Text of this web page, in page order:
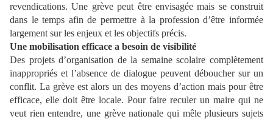
revendications. Une grève peut être envisagée mais se construit
dans le temps afin de permettre à la profession d’être informée
largement sur les enjeux et les objectifs précis.
Une mobilisation efficace a besoin de visibilité
Des projets d’organisation de la semaine scolaire complètement
inappropriés et l’absence de dialogue peuvent déboucher sur un
conflit. La grève est alors un des moyens d’action mais pour être
efficace, elle doit être locale. Pour faire reculer un maire qui ne
veut rien entendre, une grève nationale qui mêle plusieurs sujets